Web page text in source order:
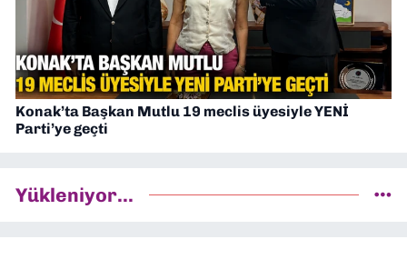
Konak’ta Başkan Mutlu 19 meclis üyesiyle YENİ
Parti’ye geçti
Yükleniyor...